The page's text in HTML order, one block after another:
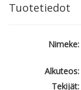
Tuotetiedot
Nimeke:
Alkuteos:
Tekijät: